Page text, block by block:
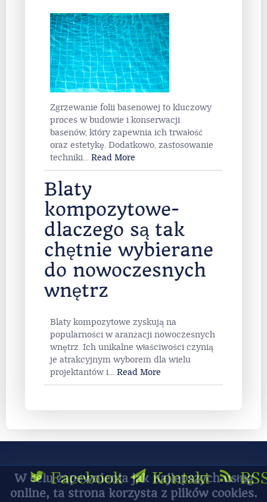
Zgrzewanie folii basenowej to kluczowy
proces w budowie i konserwacji
basenów, który zapewnia ich trwałość
oraz estetykę. Dodatkowo, zastosowanie
techniki… Read More
Blaty
kompozytowe-
dlaczego są tak
chętnie wybierane
do nowoczesnych
wnętrz
Blaty kompozytowe zyskują na
popularności w aranżacji nowoczesnych
wnętrz. Ich unikalne właściwości czynią
je atrakcyjnym wyborem dla wielu
projektantów i… Read More
Facebook Kontakt
W celu zapewnienia jak najlepszych usług
online, ta strona korzysta z plików cookies.